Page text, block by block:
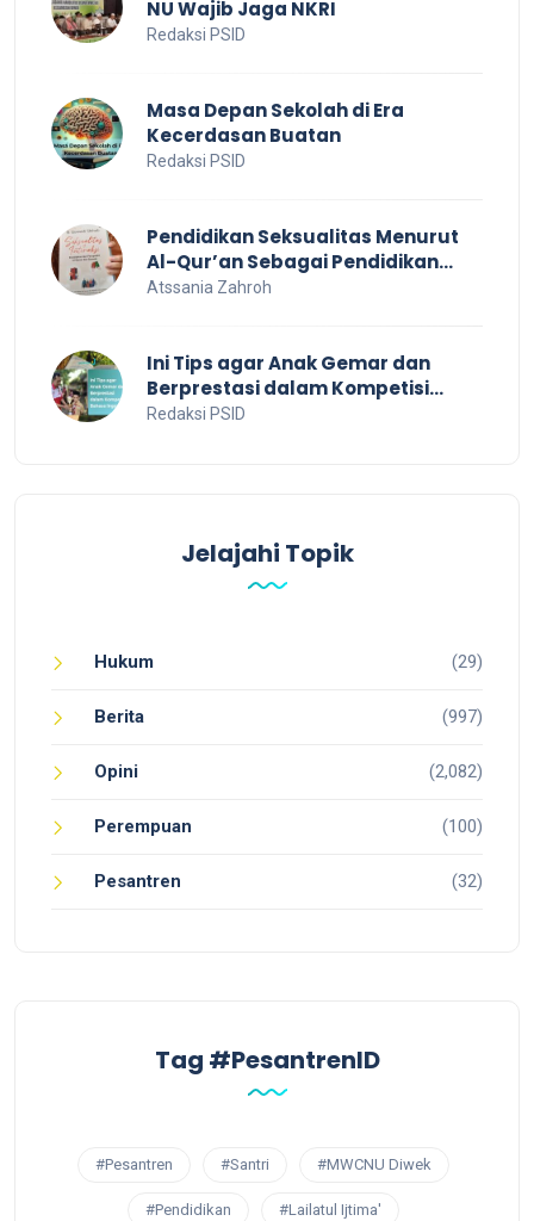
NU Wajib Jaga NKRI
Redaksi PSID
Masa Depan Sekolah di Era
Kecerdasan Buatan
Redaksi PSID
Pendidikan Seksualitas Menurut
Al-Qur’an Sebagai Pendidikan
Dalam Keluarga
Atssania Zahroh
Ini Tips agar Anak Gemar dan
Berprestasi dalam Kompetisi
Bahasa Inggris
Redaksi PSID
Jelajahi Topik
Hukum (29)
Berita (997)
Opini (2,082)
Perempuan (100)
Pesantren (32)
Tag #PesantrenID
#Pesantren #Santri #MWCNU Diwek
#Pendidikan #Lailatul Ijtima'